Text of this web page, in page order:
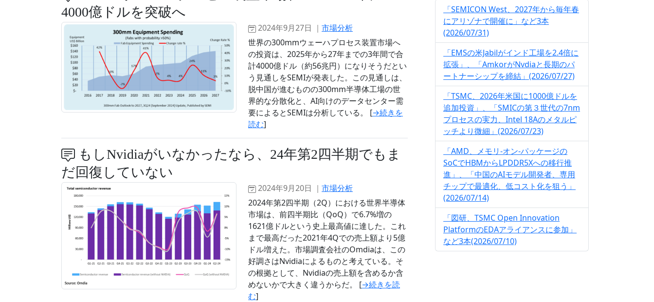
4000億ドルを突破へ
2024年9月27日 ｜ 市場分析
世界の300mmウェーハプロセス装置市場へ
の投資は、2025年から27年までの3年間で合
計4000億ドル（約56兆円）になりそうだとい
う見通しをSEMIが発表した。この見通しは、
脱中国が進むものの300mm半導体工場の世
界的な分散化と、AI向けのデータセンター需
要によるとSEMIは分析している。 [→続きを
読む]
もしNvidiaがいなかったなら、24年第2四半期でもま
だ回復していない
2024年9月20日 ｜ 市場分析
2024年第2四半期（2Q）における世界半導体
市場は、前四半期比（QoQ）で6.7%増の
1621億ドルという史上最高値に達した。これ
まで最高だった2021年4Qでの売上額より5億
ドル増えた。市場調査会社のOmdiaは、この
好調さはNvidiaによるものと考えている。そ
の根拠として、Nvidiaの売上額を含めるか含
めないかで大きく違うからだ。 [→続きを読
む]
「SEMICON West、2027年から毎年春
にアリゾナで開催に」など3本
(2026/07/31)
「EMSの米Jabilがインド工場を2.4倍に
拡張」、「AmkorがNvdiaと長期のパ
ートナーシップを締結」(2026/07/27)
「TSMC、2026年米国に1000億ドルを
追加投資」、「SMICの第３世代の7nm
プロセスの実力、Intel 18Aのメタルピ
ッチより微細」(2026/07/23)
「AMD、メモリ-オン-パッケージの
SoCでHBMからLPDDR5Xへの移行推
進」、「中国のAIモデル開発者、専用
チップで最適化、低コスト化を狙う」
(2026/07/14)
「図研、TSMC Open Innovation
PlatformのEDAアライアンスに参加」
など3本(2026/07/10)